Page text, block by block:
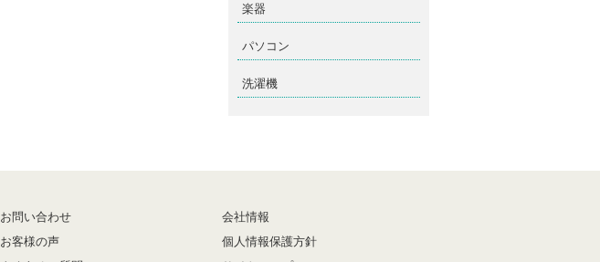
楽器
パソコン
洗濯機
お問い合わせ
お客様の声
会社情報
個人情報保護方針